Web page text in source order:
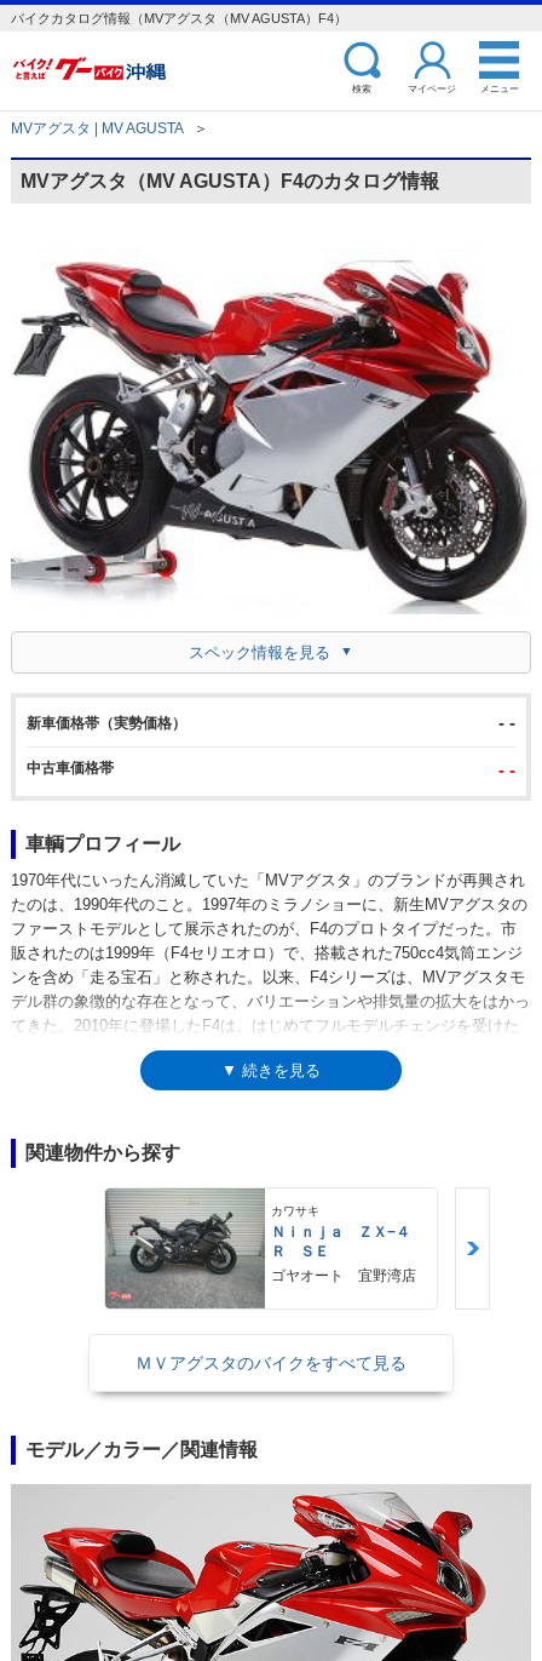
バイクカタログ情報（MVアグスタ（MV AGUSTA）F4）
検索 マイページ メニュー
MVアグスタ | MV AGUSTA ＞
MVアグスタ（MV AGUSTA）F4のカタログ情報
スペック情報を見る
新車価格帯（実勢価格） - -
中古車価格帯 - -
車輌プロフィール
1970年代にいったん消滅していた「MVアグスタ」のブランドが再興され
たのは、1990年代のこと。1997年のミラノショーに、新生MVアグスタの
ファーストモデルとして展示されたのが、F4のプロトタイプだった。市
販されたのは1999年（F4セリエオロ）で、搭載された750cc4気筒エンジ
ンを含め「走る宝石」と称された。以来、F4シリーズは、MVアグスタモ
デル群の象徴的な存在となって、バリエーションや排気量の拡大をはかっ
てきた。2010年に登場したF4は、はじめてフルモデルチェンジを受けた
第2世代ということになるが、モデル名から排気量表記がなくなり、
750cc時代のモデルと混同されやすくなった。それというのも、外観デザ
ラー（4本出し）エンド形状が、初代までの丸型から四角になっていたと
いう違いもあり、当然ながら998ccの直列4気筒エンジンもフレームも一
新されており、そのエンジンには、「トルクシフトシステム」という吸気
ファンネル可変システムが採用されていた。2013年モデルからは、998cc
なのは同じながら、ショートストローク化が進められた新型エンジン「コ
ルサ・コルタ」（Corsa Corta＝ショートストローク）を搭載し、電子制
御システム（MVICS）によって出力とトラクションをコントロールして
というスペシャルモデルが設定された。
▼ 続きを見る
関連物件から探す
カワサキ
Ｎｉｎｊａ ＺＸ−４
Ｒ ＳＥ
ゴヤオート 宜野湾店
ＭＶアグスタのバイクをすべて見る
モデル／カラー／関連情報